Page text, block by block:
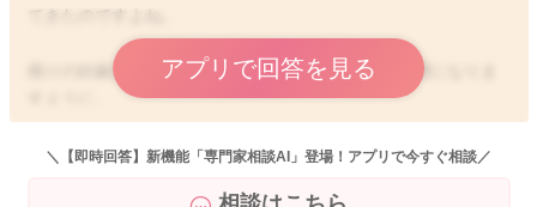
2026/5/15 10:04
残りの妊娠生活が、少しでも穏やかで安心できる時間になりま
お一人で抱え込まず、また不安なことがあればいつでも相談し
てくださいね。
アプリで回答を見る
＼【即時回答】新機能「専門家相談AI」登場！アプリで今すぐ相談／